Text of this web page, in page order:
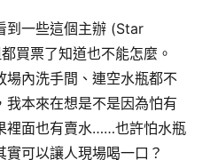
到一些這個主辦 (Star
買票了知道也不能怎麼。
場內洗手間、連空水瓶都不
我本來在想是不是因為怕有
裡面也有賣水……也許怕水瓶
可以讓人現場喝一口？